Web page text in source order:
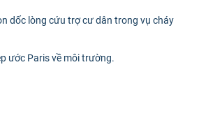
dốc lòng cứu trợ cư dân trong vụ cháy
ước Paris về môi trường.